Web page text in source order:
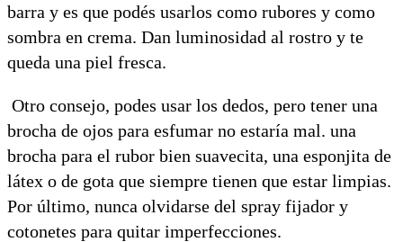
barra y es que podés usarlos como rubores y como
sombra en crema. Dan luminosidad al rostro y te
queda una piel fresca.
Otro consejo, podes usar los dedos, pero tener una
brocha de ojos para esfumar no estaría mal. una
brocha para el rubor bien suavecita, una esponjita de
látex o de gota que siempre tienen que estar limpias.
Por último, nunca olvidarse del spray fijador y
cotonetes para quitar imperfecciones.